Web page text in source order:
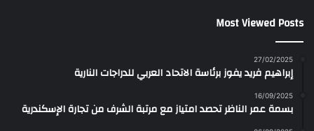
Most Viewed Posts
27/02/2025
إبراهيم فريد يفوز برئاسة الاتحاد العربي للدراجات النارية
16/09/2025
بسمة عمر الناظر تحصد امتياز مع مرتبة الشرف من تجارة الإسكندرية